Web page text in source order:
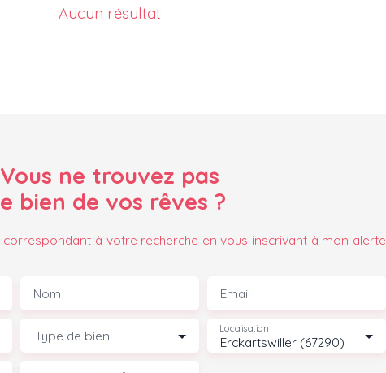
Aucun résultat
Vous ne trouvez pas
bien de vos rêves ?
correspondant à votre recherche en vous inscrivant à mon alerte
Nom Email
Type de bien Erckartswiller (67290)
Localisation